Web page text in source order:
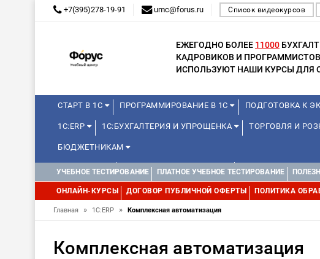
+7(395)278-19-91 umc@forus.ru Список видеокурсов
ЕЖЕГОДНО БОЛЕЕ 11000
КАДРОВИКОВ И ПРОГРАММИСТОВ
ИСПОЛЬЗУЮТ НАШИ КУРСЫ ДЛЯ
СТАРТ В 1С ПРОГРАММИРОВАНИЕ В 1С ПОДГОТОВКА К
1С:ERP 1С:БУХГАЛТЕРИЯ И УПРОЩЕНКА ТОРГОВЛЯ И
БЮДЖЕТНИКАМ
МИНИ-КУРСЫ КУРСЫ ДЛЯ ШКОЛЬНИКОВ КУРСЫ ДЛЯ
УПРАВЛЕНИЕ ПРОЕКТАМИ УПРАВЛЕНЦАМ МИНИ-КУРСЫ
УЧЕБНОЕ ТЕСТИРОВАНИЕ ПЛАТНОЕ УЧЕБНОЕ ТЕСТИРОВАНИЕ
ОНЛАЙН-КУРСЫ ДОГОВОР ПУБЛИЧНОЙ ОФЕРТЫ ПОЛИТИКА
Главная » 1С:ERP » Комплексная автоматизация
Комплексная автоматизация